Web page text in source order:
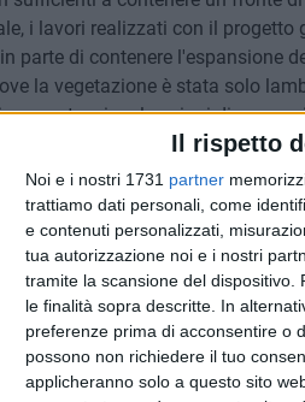
Il rispetto
Noi e i nostri 1731 partner
trattiamo dati personali, come
e contenuti personalizzati,
tua autorizzazione noi e i nostri
tramite la scansione del
le finalità sopra descritte. In
preferenze prima di acconsentire o
possono non richiedere il tuo
applicheranno solo a questo sito
i lavori realizzati con il progetto
parte di contenere l'espansione
la vegetazione è stata solo
potenziare le azioni di
turistici, agricoli e
rimasti in piedi e di quelli
in sicurezza delle aree a
fasce antincendio in prossimità